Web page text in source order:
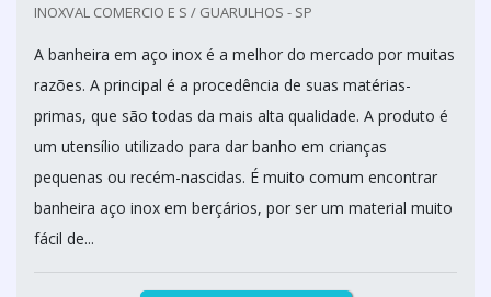
INOXVAL COMERCIO E S / GUARULHOS - SP
A banheira em aço inox é a melhor do mercado por muitas
razões. A principal é a procedência de suas matérias-
primas, que são todas da mais alta qualidade. A produto é
um utensílio utilizado para dar banho em crianças
pequenas ou recém-nascidas. É muito comum encontrar
banheira aço inox em berçários, por ser um material muito
fácil de...